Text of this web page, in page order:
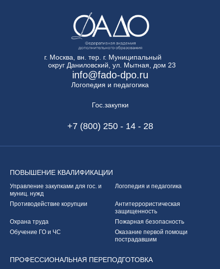
г. Москва, вн. тер. г. Муниципальный
округ Даниловский, ул. Мытная, дом 23
info@fado-dpo.ru
Логопедия и педагогика
Гос.закупки
+7 (800) 250 - 14 - 28
ПОВЫШЕНИЕ КВАЛИФИКАЦИИ
Управление закупками для гос. и
муниц. нужд
Логопедия и педагогика
Противодействие корупции
Антитеррористическая
защищенность
Охрана труда
Пожарная безопасность
Обучение ГО и ЧС
Оказание первой помощи
пострадавшим
ПРОФЕССИОНАЛЬНАЯ ПЕРЕПОДГОТОВКА